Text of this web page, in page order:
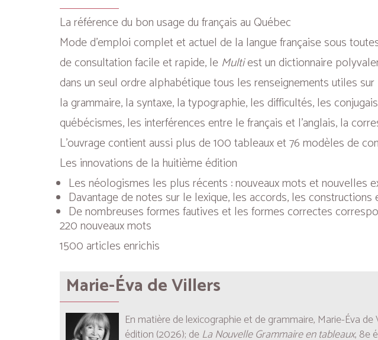
La référence du bon usage du français au Québec
Mode d’emploi complet et actuel de la langue française sous
de consultation facile et rapide, le Multiest un dictionnaire
dans un seul ordre alphabétique tous les renseignements utiles sur
la grammaire, la syntaxe, la typographie, les difficultés, les
québécismes, les interférences entre le français et l’anglais, la
L’ouvrage contient aussi plus de 100 tableaux et 76 modèles de
Les innovations de la huitième édition
Les néologismes les plus récents : nouveaux mots et nouvelles
Davantage de notes sur le lexique, les accords, les
De nombreuses formes fautives et les formes correctes
220 nouveaux mots
1500 articles enrichis
Marie-Éva de Villers
En matière de lexicographie et de grammaire, Marie-Éva de
édition (2026); de La Nouvelle Grammaire en tableaux, 8e